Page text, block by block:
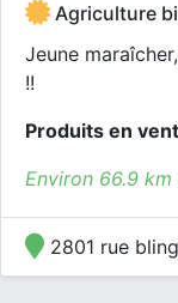
Agriculture
Jeune
!!
Produits en
Environ 66.9 km
2801 rue